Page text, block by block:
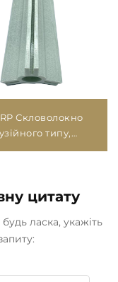
Скловолокно
типу,
цитату
ласка, укажіть